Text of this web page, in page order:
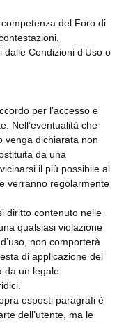
del Foro di
Condizioni d’Uso o
per l’accesso e
Nell’eventualità che
venga dichiarata non
da una
il più possibile al
verranno regolarmente
diritto contenuto nelle
qualsiasi violazione
non comporterà
di applicazione dei
da un legale
esposti paragrafi è
dell’utente, ma le